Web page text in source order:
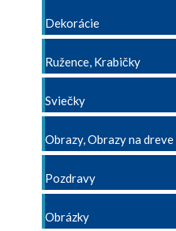
Dekorácie
Ružence, Krabičky
Sviečky
Obrazy, Obrazy na dreve
Pozdravy
Obrázky